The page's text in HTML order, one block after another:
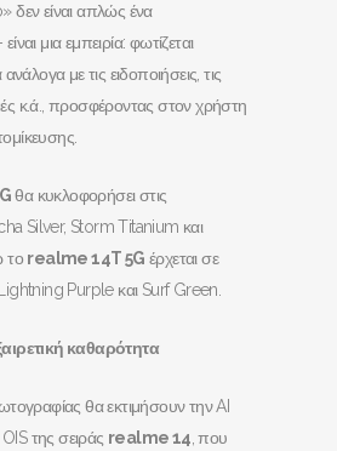
δεν είναι απλώς ένα
μια εμπειρία: φωτίζεται
με τις ειδοποιήσεις, τις
κ.ά., προσφέροντας στον χρήστη
θα κυκλοφορήσει στις
Silver, Storm Titanium και
το realme 14T 5G έρχεται σε
Purple και Surf Green.
καθαρότητα
θα εκτιμήσουν την AI
της σειράς realme14, που